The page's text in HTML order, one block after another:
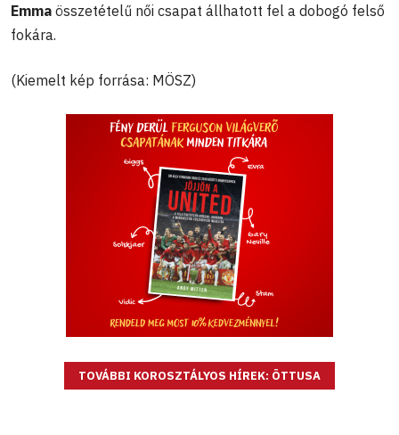
Emma összetételű női csapat állhatott fel a dobogó felső
fokára.
(Kiemelt kép forrása: MÖSZ)
TOVÁBBI KOROSZTÁLYOS HÍREK: ÖTTUSA